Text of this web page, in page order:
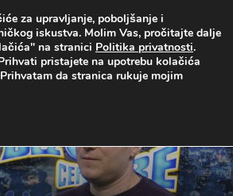
UŽIVO
za upravljanje, poboljšanje i
iskustva. Molim Vas, pročitajte dalje
na stranici Politika privatnosti.
pristajete na upotrebu kolačića
da stranica rukuje mojim